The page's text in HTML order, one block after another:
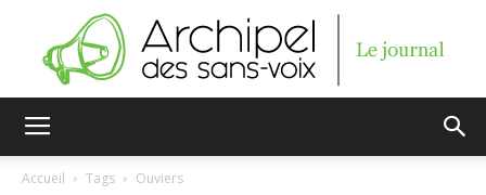
Accueil Tags Ouviers